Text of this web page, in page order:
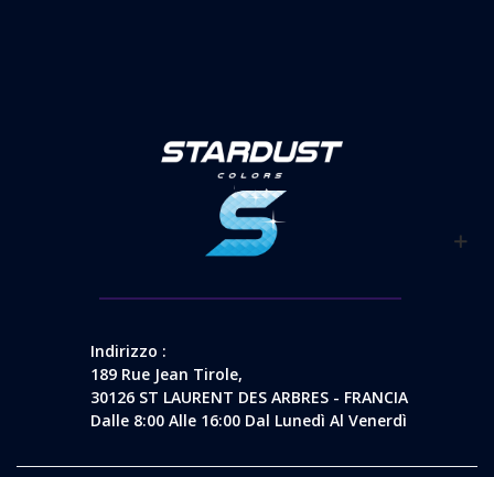
Indirizzo :
189 Rue Jean Tirole,
30126 ST LAURENT DES ARBRES - FRANCIA
Dalle 8:00 Alle 16:00 Dal Lunedì Al Venerdì